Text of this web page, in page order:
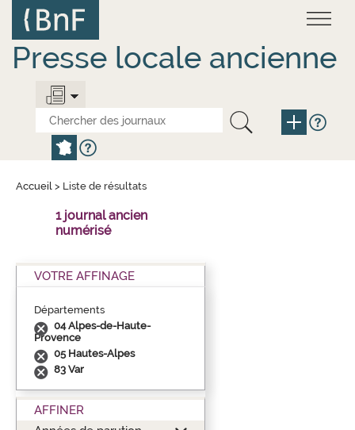
contenu
principal
Presse locale ancienne
Accueil > Liste de résultats
1 journal ancien
numérisé
VOTRE AFFINAGE
Départements
04 Alpes-de-Haute-
Provence
05 Hautes-Alpes
83 Var
AFFINER
Panneau de gestion des cookies